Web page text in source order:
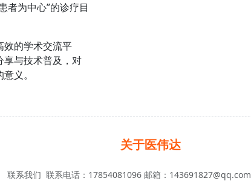
者为中心”的诊疗目
效的学术交流平
享与技术普及，对
义。
关于医伟达
联系我们 联系电话：17854081096 邮箱：143691827@qq.com